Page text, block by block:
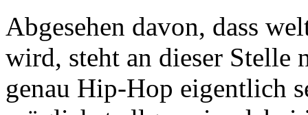
Abgesehen davon, dass
wird, steht an dieser Stelle
genau Hip-Hop eigentlich